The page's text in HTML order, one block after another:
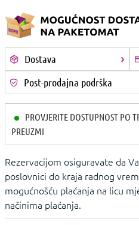
Dostava
Post-prodajna podrška
PROVJERITE DOSTUPNOST PO
PREUZMI
Rezervacijom osiguravate da
poslovnici do kraja radnog
mogućnošću plaćanja na licu
načinima plaćanja.